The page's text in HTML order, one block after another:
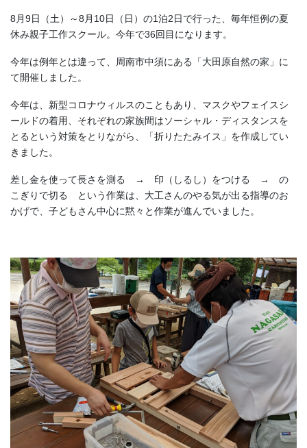
8月9日（土）～8月10日（日）の1泊2日で行った、毎年恒例の夏
休み親子工作スクール。今年で36回目になります。
今年は例年とは違って、周南市中須にある「大田原自然の家」に
て開催しました。
今年は、新型コロナウィルスのこともあり、マスクやフェイスシ
ールドの着用、それぞれの家族間はソーシャル・ディスタンスを
とるという対策をとりながら、「折りたたみイス」を作成してい
きました。
差し金を使って長さを測る → 印（しるし）をつける → の
こぎりで切る という作業は、大工さんのやる気が出る指導のお
かげで、子どもさん中心に黙々と作業が進んでいました。